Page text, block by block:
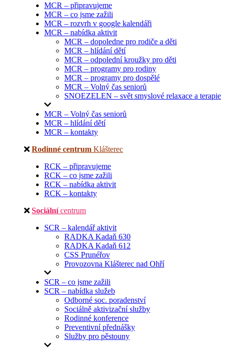
MCR – připravujeme
MCR – co jsme zažili
MCR – rozvrh v google kalendáři
MCR – nabídka aktivit
MCR – dopoledne pro rodiče a děti
MCR – hlídání dětí
MCR – odpolední kroužky pro děti
MCR – programy pro rodiny
MCR – programy pro dospělé
MCR – Volný čas seniorů
SNOEZELEN – svět smyslové relaxace a terapie
MCR – Volný čas seniorů
MCR – hlídání dětí
MCR – kontakty
Rodinné centrum Klášterec
RCK – připravujeme
RCK – co jsme zažili
RCK – nabídka aktivit
RCK – kontakty
Sociální centrum
SCR – kalendář aktivit
RADKA Kadaň 630
RADKA Kadaň 612
CSS Prunéřov
Provozovna Klášterec nad Ohří
SCR – co jsme zažili
SCR – nabídka služeb
Odborné soc. poradenství
Sociálně aktivizační služby
Rodinné konference
Preventivní přednášky
Služby pro pěstouny